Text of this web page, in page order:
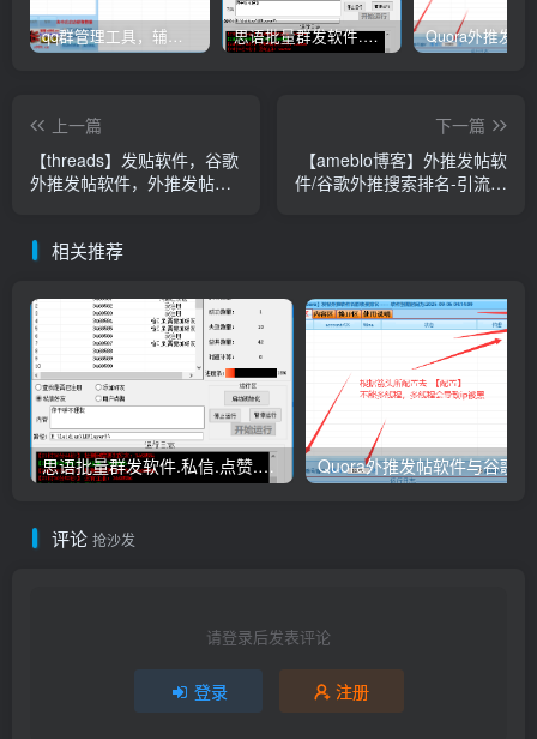
qq群管理工具，辅助群员导出工具(软件批量导出好帮手：QQ群成员一键提取，QQ群员提取【QQ群员提取】 思语批量群发软件.私信.点赞.加好友功能+查询手机是否已注册账号
上一篇
【threads】发贴软件，谷歌
外推发帖软件，外推发帖协
下一篇
【ameblo博客】外推发帖软
件/谷歌外推搜索排名-引流协
相关推荐
思语批量群发软件.私信.点赞.加好友功能+查询手机是否已注册账号
评论 抢沙发
请登录后发表评论
登录 注册